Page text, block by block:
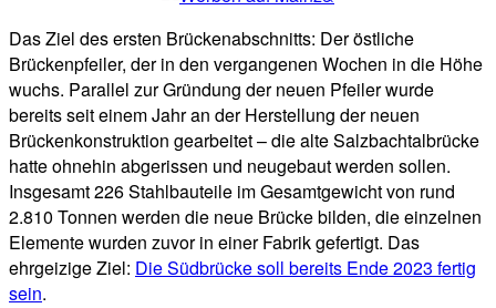
Das Ziel des ersten Brückenabschnitts: Der östliche
Brückenpfeiler, der in den vergangenen Wochen in die Höhe
wuchs. Parallel zur Gründung der neuen Pfeiler wurde
bereits seit einem Jahr an der Herstellung der neuen
Brückenkonstruktion gearbeitet – die alte Salzbachtalbrücke
hatte ohnehin abgerissen und neugebaut werden sollen.
Insgesamt 226 Stahlbauteile im Gesamtgewicht von rund
2.810 Tonnen werden die neue Brücke bilden, die einzelnen
Elemente wurden zuvor in einer Fabrik gefertigt. Das
ehrgeizige Ziel: Die Südbrücke soll bereits Ende 2023 fertig
sein.